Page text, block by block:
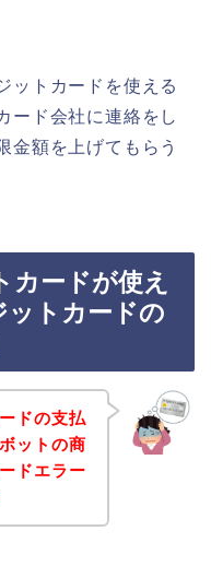
ットカードを使える
ード会社に連絡をし
金額を上げてもらう
カードが使え
ットカードの
ドの支払
ットの商
ドエラー